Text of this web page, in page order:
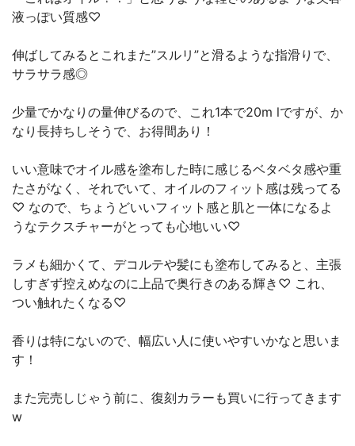
液っぽい質感♡
伸ばしてみるとこれまた”スルリ”と滑るような指滑りで、
サラサラ感◎
少量でかなりの量伸びるので、これ1本で20m lですが、か
なり長持ちしそうで、お得間あり！
いい意味でオイル感を塗布した時に感じるベタベタ感や重
たさがなく、それでいて、オイルのフィット感は残ってる
♡ なので、ちょうどいいフィット感と肌と一体になるよ
うなテクスチャーがとっても心地いい♡
ラメも細かくて、デコルテや髪にも塗布してみると、主張
しすぎず控えめなのに上品で奥行きのある輝き♡ これ、
つい触れたくなる♡
香りは特にないので、幅広い人に使いやすいかなと思いま
す！
また完売しじゃう前に、復刻カラーも買いに行ってきます
w